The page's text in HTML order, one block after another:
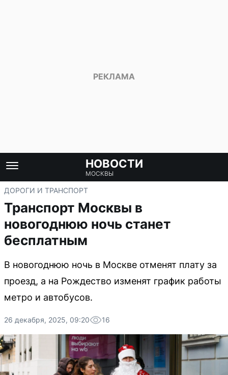
НОВОСТИ
МОСКВЫ
ДОРОГИ И ТРАНСПОРТ
Транспорт Москвы в
новогоднюю ночь станет
бесплатным
В новогоднюю ночь в Москве отменят плату за
проезд, а на Рождество изменят график работы
метро и автобусов.
26 декабря, 2025, 09:20 16